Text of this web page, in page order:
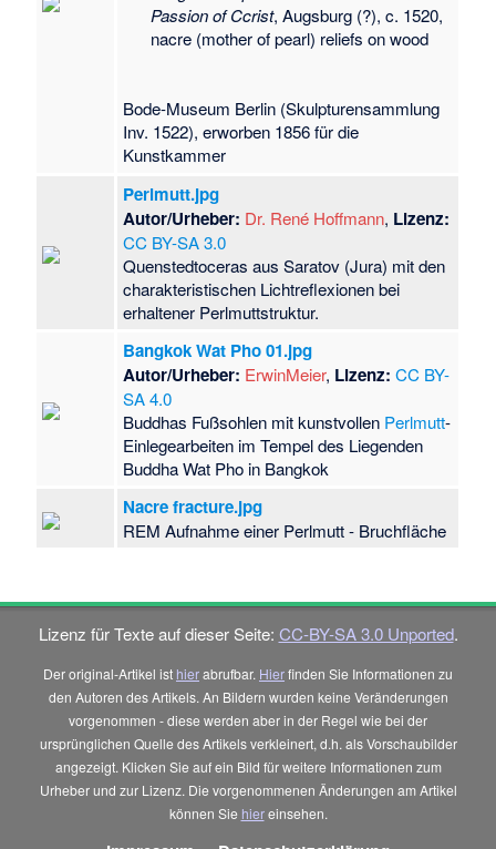
Passion of Ccrist, Augsburg (?), c. 1520,
nacre (mother of pearl) reliefs on wood
Bode-Museum Berlin (Skulpturensammlung
Inv. 1522), erworben 1856 für die
Kunstkammer
Perlmutt.jpg
Autor/Urheber: Dr. René Hoffmann, Lizenz:
CC BY-SA 3.0
Quenstedtoceras aus Saratov (Jura) mit den
charakteristischen Lichtreflexionen bei
erhaltener Perlmuttstruktur.
Bangkok Wat Pho 01.jpg
Autor/Urheber: ErwinMeier, Lizenz: CC BY-
SA 4.0
Buddhas Fußsohlen mit kunstvollen Perlmutt-
Einlegearbeiten im Tempel des Liegenden
Buddha Wat Pho in Bangkok
Nacre fracture.jpg
REM Aufnahme einer Perlmutt - Bruchfläche
Lizenz für Texte auf dieser Seite: CC-BY-SA 3.0 Unported.
Der original-Artikel ist hierabrufbar. Hierfinden Sie Informationen zu
den Autoren des Artikels. An Bildern wurden keine Veränderungen
vorgenommen - diese werden aber in der Regel wie bei der
ursprünglichen Quelle des Artikels verkleinert, d.h. als Vorschaubilder
angezeigt. Klicken Sie auf ein Bild für weitere Informationen zum
Urheber und zur Lizenz. Die vorgenommenen Änderungen am Artikel
können Sie hiereinsehen.